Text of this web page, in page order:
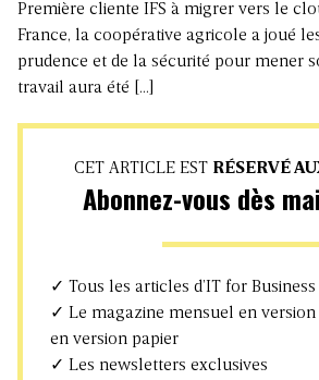
Première cliente IFS à migrer vers le
France, la coopérative agricole a joué
prudence et de la sécurité pour mener
travail aura été […]
CET ARTICLE EST RÉSERVÉ
Abonnez-vous dès
✓ Tous les articles d’IT for Business
✓ Le magazine mensuel en
en version papier
✓ Les newsletters exclusives